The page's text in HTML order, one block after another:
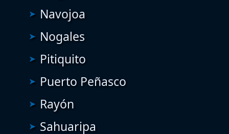
Navojoa
Nogales
Pitiquito
Puerto Peñasco
Rayón
Sahuaripa